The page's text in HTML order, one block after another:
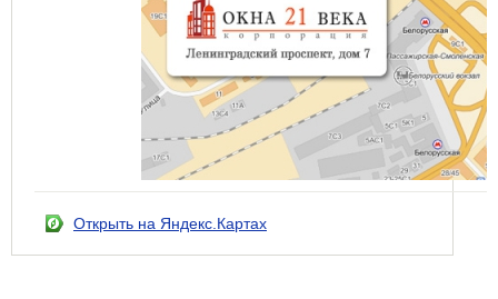
Открыть на Яндекс.Картах